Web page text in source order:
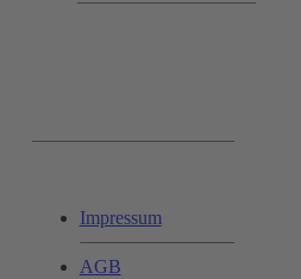
Impressum
AGB